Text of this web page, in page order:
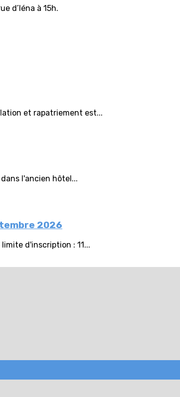
d’Iéna à 15h.
et rapatriement est...
l'ancien hôtel...
2026
d'inscription : 11...